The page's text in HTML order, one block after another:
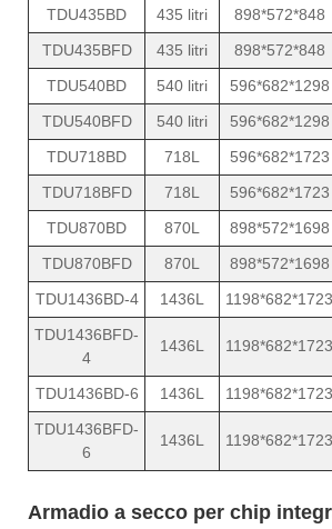
TDU435BD
435 litri 898*572*848
TDU435BFD
435 litri 898*572*848
TDU540BD
540 litri 596*682*1298
TDU540BFD
540 litri 596*682*1298
TDU718BD
718L 596*682*1723
TDU718BFD
718L 596*682*1723
TDU870BD
870L 898*572*1698
TDU870BFD
870L 898*572*1698
TDU1436BD-4
1436L 1198*682*1723
TDU1436BFD-
4
1436L 1198*682*1723
TDU1436BD-6 1436L 1198*682*1723
TDU1436BFD-
6
1436L 1198*682*1723
Armadio a secco per chip